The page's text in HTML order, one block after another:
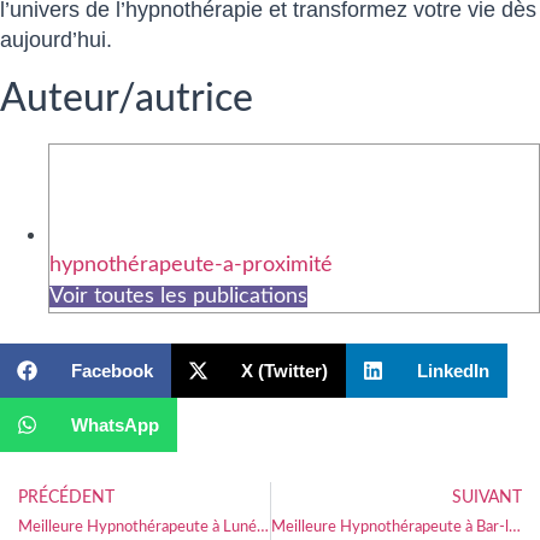
l’univers de l’hypnothérapie et transformez votre vie dès
aujourd’hui.
Auteur/autrice
hypnothérapeute-a-proximité
Voir toutes les publications
Facebook X (Twitter) LinkedIn
WhatsApp
PRÉCÉDENT
Meilleure Hypnothérapeute à Lunéville
SUIVANT
Meilleure Hypnothérapeute à Bar-le-Duc